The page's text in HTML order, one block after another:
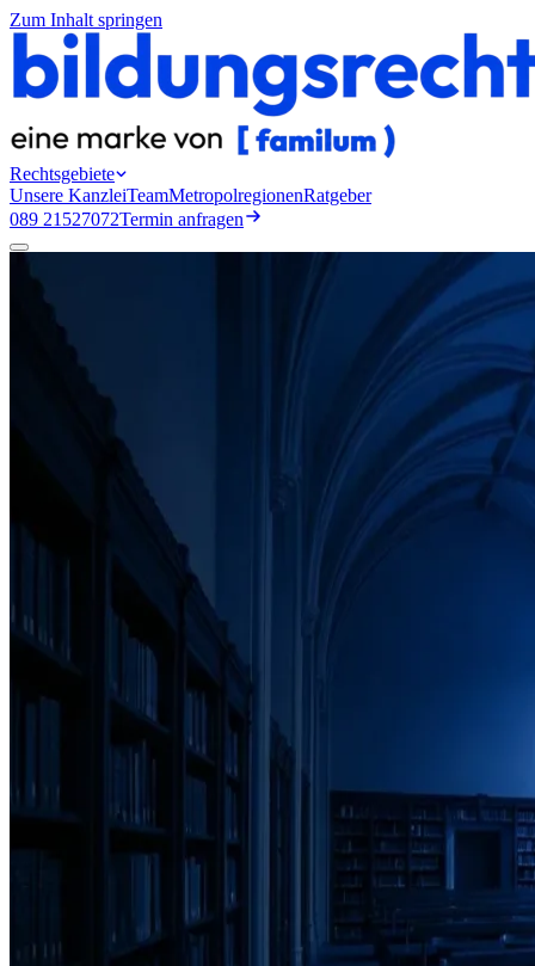
Zum Inhalt springen
Rechtsgebiete
Unsere KanzleiTeamMetropolregionenRatgeber
089 21527072Termin anfragen